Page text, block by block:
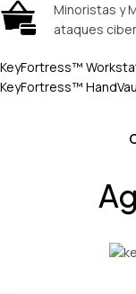
Minoristas y
ataques
KeyFortress™
KeyFortress™